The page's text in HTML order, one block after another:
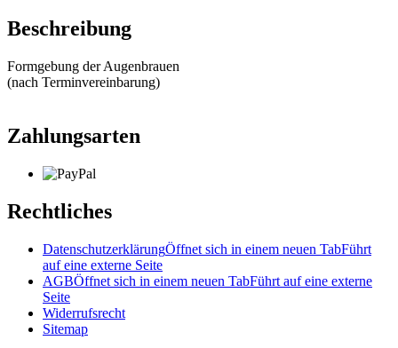
Beschreibung
Formgebung der Augenbrauen
(nach Terminvereinbarung)
Zahlungsarten
Rechtliches
DatenschutzerklärungÖffnet sich in einem neuen TabFührt
auf eine externe Seite
AGBÖffnet sich in einem neuen TabFührt auf eine externe
Seite
Widerrufsrecht
Sitemap